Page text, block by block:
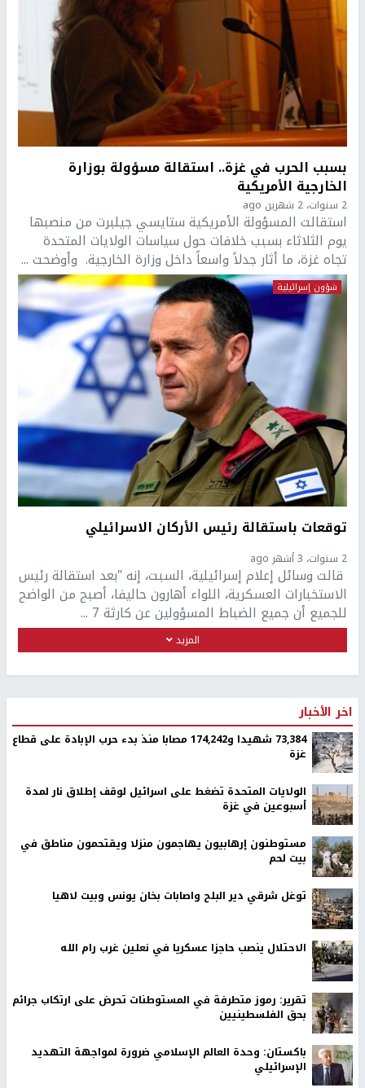
بسبب الحرب في غزة.. استقالة مسؤولة بوزارة
الخارجية الأمريكية
2 سنوات، 2 شهرين ago
استقالت المسؤولة الأمريكية ستايسي جيلبرت من منصبها
يوم الثلاثاء بسبب خلافات حول سياسات الولايات المتحدة
تجاه غزة، ما أثار جدلاً واسعاً داخل وزارة الخارجية. وأوضحت ...
شؤون إسرائيلية
توقعات باستقالة رئيس الأركان الاسرائيلي
2 سنوات، 3 أشهر ago
قالت وسائل إعلام إسرائيلية، السبت، إنه "بعد استقالة رئيس
الاستخبارات العسكرية، اللواء أهارون حاليفا، أصبح من الواضح
للجميع أن جميع الضباط المسؤولين عن كارثة 7 ...
المزيد
اخر الأخبار
73,384 شهيدا و174,242 مصابا منذ بدء حرب الإبادة على قطاع
غزة
الولايات المتحدة تضغط على اسرائيل لوقف إطلاق نار لمدة
أسبوعين في غزة
مستوطنون إرهابيون يهاجمون منزلا ويقتحمون مناطق في
بيت لحم
توغل شرقي دير البلح واصابات بخان يونس وبيت لاهيا
الاحتلال ينصب حاجزا عسكريا في نعلين غرب رام الله
تقرير: رموز متطرفة في المستوطنات تحرض على ارتكاب جرائم
بحق الفلسطينيين
باكستان: وحدة العالم الإسلامي ضرورة لمواجهة التهديد
الإسرائيلي